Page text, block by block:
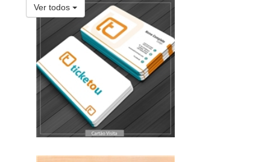
Ver todos